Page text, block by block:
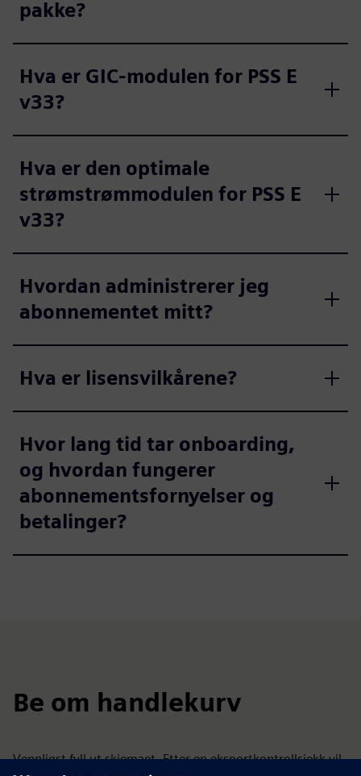
pakke?
Hva er GIC-modulen for PSS E
v33?
Hva er den optimale
strømstrømmodulen for PSS E
v33?
Hvordan administrerer jeg
abonnementet mitt?
Hva er lisensvilkårene?
Hvor lang tid tar onboarding,
og hvordan fungerer
abonnementsfornyelser og
betalinger?
Be om handlekurv
Vennligst fyll ut skjemaet. Etter en eksportkontrollsjekk vil